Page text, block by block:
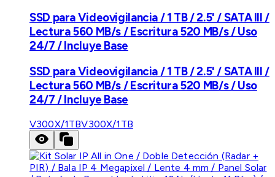
SSD para Videovigilancia / 1 TB / 2.5' / SATA III /
Lectura 560 MB/s / Escritura 520 MB/s / Uso
24/7 / Incluye Base
SSD para Videovigilancia / 1 TB / 2.5' / SATA III /
Lectura 560 MB/s / Escritura 520 MB/s / Uso
24/7 / Incluye Base
V300X/1TBV300X/1TB